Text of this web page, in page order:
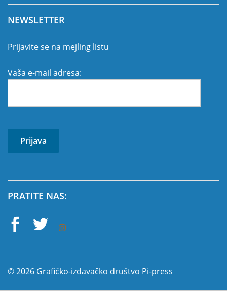
NEWSLETTER
Prijavite se na mejling listu
Vaša e-mail adresa:
PRATITE NAS:
© 2026 Grafičko-izdavačko društvo Pi-press